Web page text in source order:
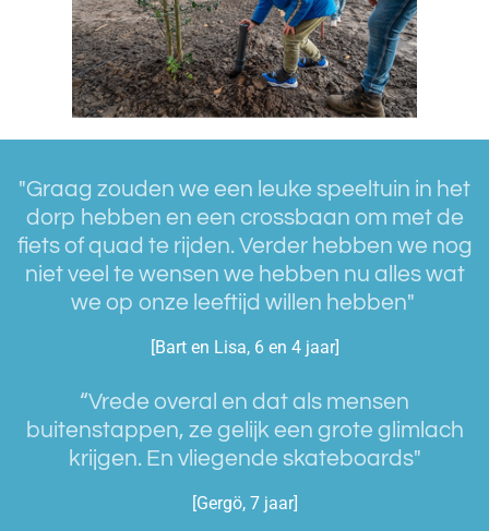
"Graag zouden we een leuke speeltuin in het
dorp hebben en een crossbaan om met de
fiets of quad te rijden. Verder hebben we nog
niet veel te wensen we hebben nu alles wat
we op onze leeftijd willen hebben"
[Bart en Lisa, 6 en 4 jaar]
“Vrede overal en dat als mensen
buitenstappen, ze gelijk een grote glimlach
krijgen. En vliegende skateboards"
[Gergö, 7 jaar]